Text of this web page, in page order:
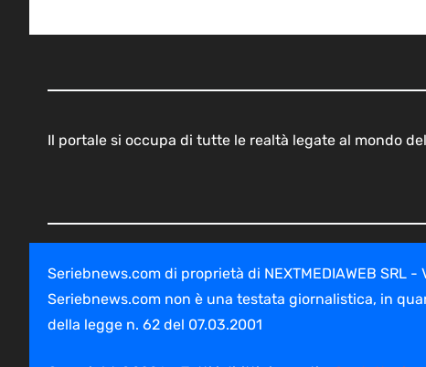
Il portale si occupa di tutte le realtà legate al mondo
Seriebnews.com di proprietà di NEXTMEDIAWEB SRL
Seriebnews.com non è una testata giornalistica, in
della legge n. 62 del 07.03.2001